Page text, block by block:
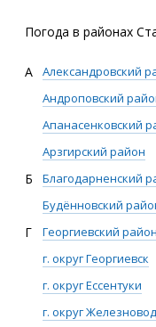
Погода в районах
А
Александровский
Андроповский
Апанасенковский
Арзгирский район
Б
Благодарненский
Будённовский
Г
Георгиевский район
г. округ Георгиевск
г. округ Ессентуки
г. округ